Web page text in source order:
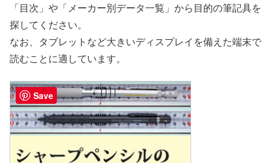
「目次」や「メーカー別データ一覧」から目的の筆記具を
探してください。
なお、タブレットなど大きいディスプレイを備えた端末で
読むことに適しています。
Save